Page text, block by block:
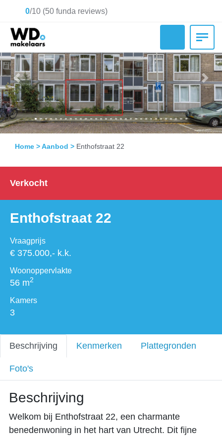
0/10 (50 funda reviews)
Previous
Home >Aanbod > Enthofstraat 22
Verkocht
Enthofstraat 22
Vraagprijs
€ 375.000,- k.k.
Woonoppervlakte
56 m2
Kamers
3
Beschrijving Kenmerken Plattegronden
Foto's
Beschrijving
Welkom bij Enthofstraat 22, een charmante
benedenwoning in het hart van Utrecht. Dit fijne